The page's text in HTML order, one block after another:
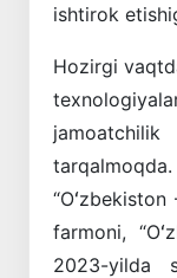
ishtirok
Hozirgi
farmoni,
2023-yilda